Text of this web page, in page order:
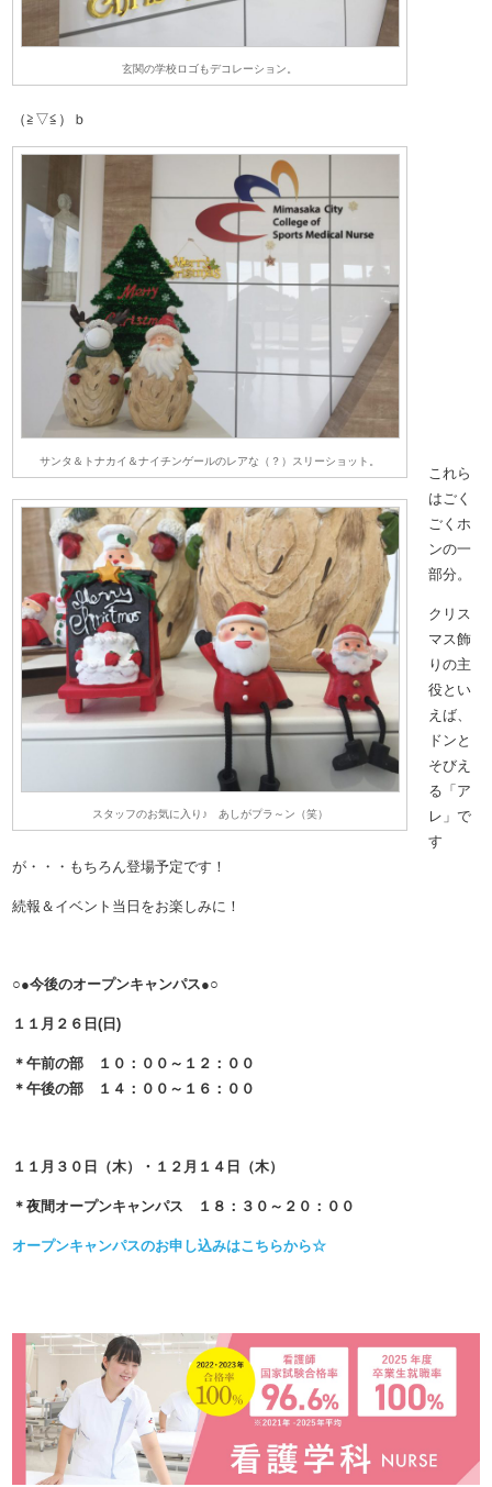
玄関の学校ロゴもデコレーション。
（≧▽≦）ｂ
サンタ＆トナカイ＆ナイチンゲールのレアな（？）スリーショット。
スタッフのお気に入り♪ あしがプラ～ン（笑）
これら
はごく
ごくホ
ンの一
部分。
クリス
マス飾
りの主
役とい
えば、
ドンと
そびえ
る「ア
レ」で
す
が・・・もちろん登場予定です！
続報＆イベント当日をお楽しみに！
○●今後のオープンキャンパス●○
１１月２６日(日)
＊午前の部 １０：００～１２：００
＊午後の部 １４：００～ １６：００
１１月３０日（木）・１２月１４日（木）
＊夜間オープンキャンパス １８：３０～２０：００
オープンキャンパスのお申し込みはこちらから☆